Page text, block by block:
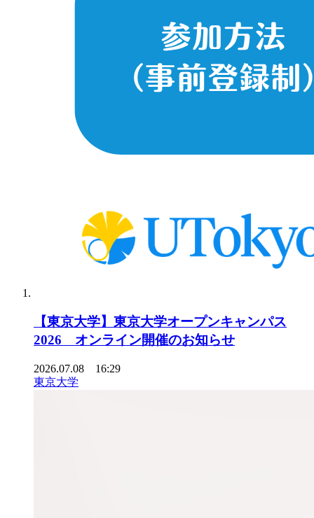
【東京大学】東京大学オープンキャンパス
2026 オンライン開催のお知らせ
2026.07.08 16:29
東京大学